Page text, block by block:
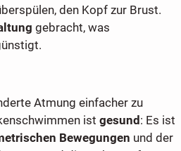
den Kopf zur Brust.
gebracht, was
Atmung einfacher zu
ist gesund : Es ist
Bewegungen und der